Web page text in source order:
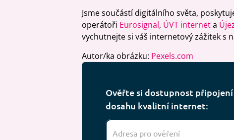
Jsme součástí digitálního světa,
operátoři Eurosignal, ÚVT interneta
vychutnejte si váš internetový zážitek s
Autor/ka obrázku: Pexels.com
Ověřte si dostupnost
dosahu kvalitní internet: